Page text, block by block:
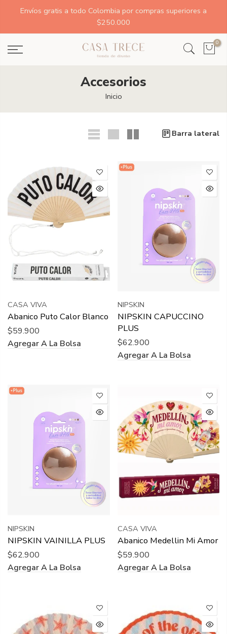
Envíos gratis a todo Colombia por compras superiores a
$250.000
0
Accesorios
Inicio
Barra lateral
CASA VIVA
Abanico Puto Calor Blanco
$59.900
Agregar A La Bolsa
NIPSKIN
NIPSKIN CAPUCCINO
PLUS
$62.900
Agregar A La Bolsa
NIPSKIN
NIPSKIN VAINILLA PLUS
$62.900
Agregar A La Bolsa
CASA VIVA
Abanico Medellin Mi Amor
$59.900
Agregar A La Bolsa